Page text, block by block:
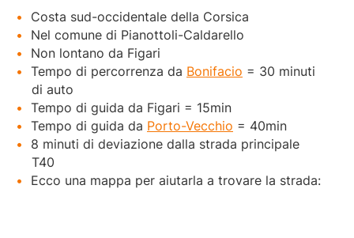
Costa sud-occidentale della Corsica
Nel comune di Pianottoli-Caldarello
Non lontano da Figari
Tempo di percorrenza da Bonifacio = 30 minuti
di auto
Tempo di guida da Figari = 15min
Tempo di guida da Porto-Vecchio = 40min
8 minuti di deviazione dalla strada principale
T40
Ecco una mappa per aiutarla a trovare la strada: